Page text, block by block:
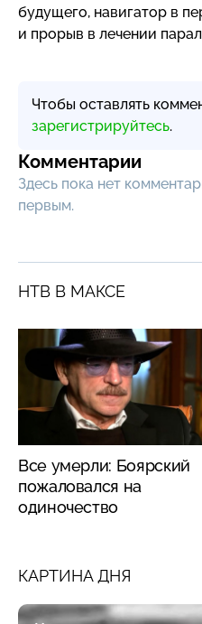
будущего, навигатор в
и прорыв в лечении
Чтобы оставлять
зарегистрируйтесь.
Комментарии
Здесь пока нет
первым.
НТВ В МАКСЕ
Все умерли: Боярский
пожаловался на
одиночество
КАРТИНА ДНЯ